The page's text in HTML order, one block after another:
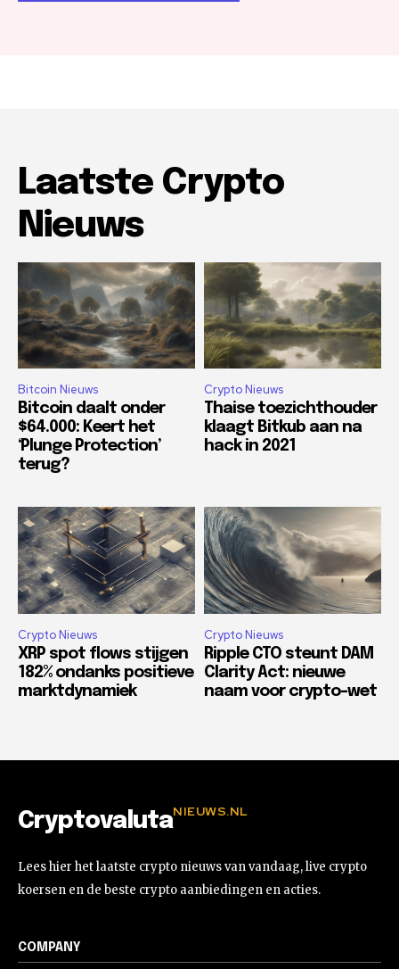
Laatste Crypto
Nieuws
Bitcoin Nieuws
Bitcoin daalt onder
$64.000: Keert het
‘Plunge Protection’
terug?
Crypto Nieuws
Thaise toezichthouder
klaagt Bitkub aan na
hack in 2021
Crypto Nieuws
XRP spot flows stijgen
182% ondanks positieve
marktdynamiek
Crypto Nieuws
Ripple CTO steunt DAM
Clarity Act: nieuwe
naam voor crypto-wet
CryptovalutaNIEUWS.NL
Lees hier het laatste crypto nieuws van vandaag, live crypto
koersen en de beste crypto aanbiedingen en acties.
COMPANY